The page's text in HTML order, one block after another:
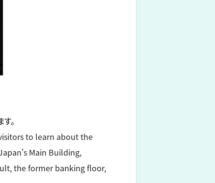
。
to learn about the
Main Building,
the former banking floor,